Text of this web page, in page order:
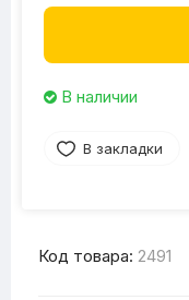
В наличии
В закладки
Код товара: 2491